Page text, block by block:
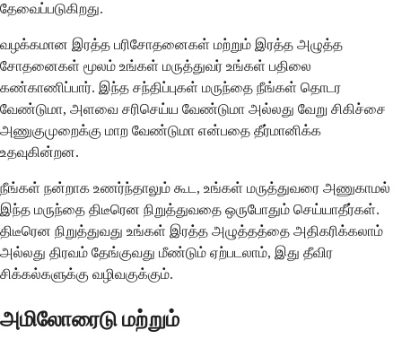
தேவைப்படுகிறது.
வழக்கமான இரத்த பரிசோதனைகள் மற்றும் இரத்த அழுத்த
சோதனைகள் மூலம் உங்கள் மருத்துவர் உங்கள் பதிலை
கண்காணிப்பார். இந்த சந்திப்புகள் மருந்தை நீங்கள் தொடர
வேண்டுமா, அளவை சரிசெய்ய வேண்டுமா அல்லது வேறு சிகிச்சை
அணுகுமுறைக்கு மாற வேண்டுமா என்பதை தீர்மானிக்க
உதவுகின்றன.
நீங்கள் நன்றாக உணர்ந்தாலும் கூட, உங்கள் மருத்துவரை அணுகாமல்
இந்த மருந்தை திடீரென நிறுத்துவதை ஒருபோதும் செய்யாதீர்கள்.
திடீரென நிறுத்துவது உங்கள் இரத்த அழுத்தத்தை அதிகரிக்கலாம்
அல்லது திரவம் தேங்குவது மீண்டும் ஏற்படலாம், இது தீவிர
சிக்கல்களுக்கு வழிவகுக்கும்.
அமிலோரைடு மற்றும்